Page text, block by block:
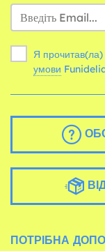
Я
умови
ПОТРІБНА